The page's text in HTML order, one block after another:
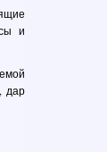
и
дар